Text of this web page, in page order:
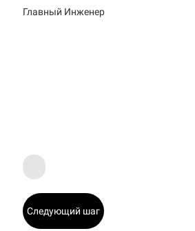
Главный Инженер
Следующий шаг